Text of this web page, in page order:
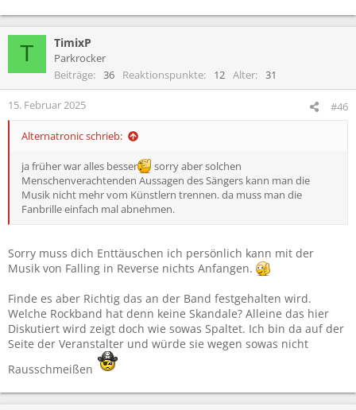
T TimixP
Parkrocker
Beiträge
36 Reaktionspunkte 12 Alter 31
15. Februar 2025 #46
Alternatronic schrieb:
ja früher war alles besser
sorry aber solchen
Menschenverachtenden Aussagen des Sängers kann man die
Musik nicht mehr vom Künstlern trennen. da muss man die
Fanbrille einfach mal abnehmen.
Sorry muss dich Enttäuschen ich persönlich kann mit der
Musik von Falling in Reverse nichts Anfangen.
Finde es aber Richtig das an der Band festgehalten wird.
Welche Rockband hat denn keine Skandale? Alleine das hier
Diskutiert wird zeigt doch wie sowas Spaltet. Ich bin da auf der
Seite der Veranstalter und würde sie wegen sowas nicht
Rausschmeißen